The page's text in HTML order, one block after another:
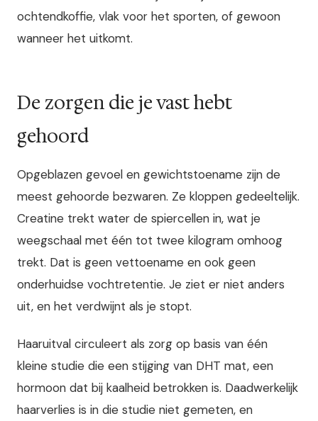
ochtendkoffie, vlak voor het sporten, of gewoon
wanneer het uitkomt.
De zorgen die je vast hebt
gehoord
Opgeblazen gevoel en gewichtstoename zijn de
meest gehoorde bezwaren. Ze kloppen gedeeltelijk.
Creatine trekt water de spiercellen in, wat je
weegschaal met één tot twee kilogram omhoog
trekt. Dat is geen vettoename en ook geen
onderhuidse vochtretentie. Je ziet er niet anders
uit, en het verdwijnt als je stopt.
Haaruitval circuleert als zorg op basis van één
kleine studie die een stijging van DHT mat, een
hormoon dat bij kaalheid betrokken is. Daadwerkelijk
haarverlies is in die studie niet gemeten, en